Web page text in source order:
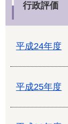
行政評価
平成24年度
平成25年度